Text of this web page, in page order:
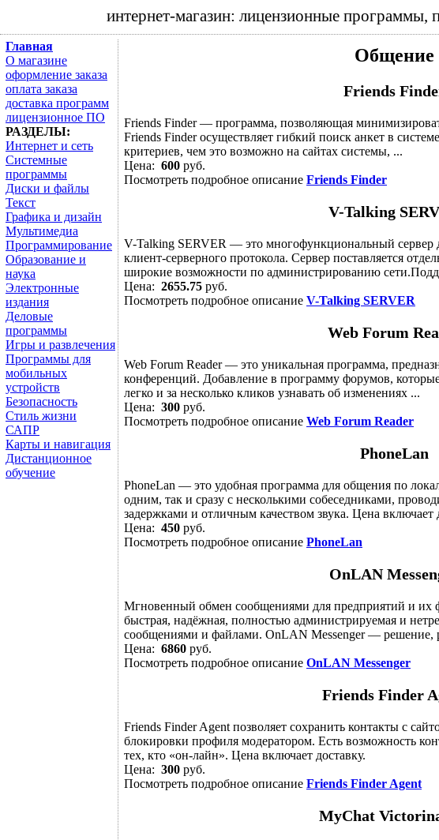
интернет-магазин: лицензионные
Главная
О магазине
оформление заказа
оплата заказа
доставка программ
лицензионное ПО
РАЗДЕЛЫ:
Интернет и сеть
Системные
программы
Диски и файлы
Текст
Графика и дизайн
Мультимедиа
Программирование
Образование и
наука
Электронные
издания
Деловые
программы
Игры и развлечения
Программы для
мобильных
устройств
Безопасность
Стиль жизни
САПР
Карты и навигация
Дистанционное
обучение
Общение
Friends
Friends Finder — программа, позволяющая
Friends Finder осуществляет гибкий поиск анкет в
критериев, чем это возможно на сайтах системы, ...
Цена: 600 руб.
Посмотреть подробное описание Friends Finder
V-Talking
V-Talking SERVER — это многофункциональный сервер
клиент-серверного протокола. Сервер поставляется
широкие возможности по администрированию
Цена: 2655.75 руб.
Посмотреть подробное описание V-Talking SERVER
Web Forum
Web Forum Reader — это уникальная программа,
конференций. Добавление в программу форумов,
легко и за несколько кликов узнавать об изменениях ...
Цена: 300 руб.
Посмотреть подробное описание Web Forum Reader
PhoneLan
PhoneLan — это удобная программа для общения по
одним, так и сразу с несколькими собеседниками,
задержками и отличным качеством звука. Цена включает
Цена: 450 руб.
Посмотреть подробное описание PhoneLan
OnLAN
Мгновенный обмен сообщениями для предприятий и их
быстрая, надёжная, полностью администрируемая и
сообщениями и файлами. OnLAN Messenger — решение,
Цена: 6860 руб.
Посмотреть подробное описание OnLAN Messenger
Friends Finder
Friends Finder Agent позволяет сохранить контакты с
блокировки профиля модератором. Есть возможность
тех, кто «он-лайн». Цена включает доставку.
Цена: 300 руб.
Посмотреть подробное описание Friends Finder Agent
MyChat